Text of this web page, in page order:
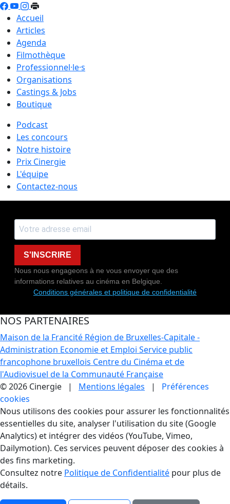
Accueil
Articles
Agenda
Filmothèque
Professionnel·le·s
Organisations
Castings & Jobs
Boutique
Podcast
Les concours
Notre histoire
Prix Cinergie
L'équipe
Contactez-nous
S'INSCRIRE
Nous nous engageons à ne vous envoyer que des
informations relatives au cinéma en Belgique.
Conditions générales et politique de confidentialité
NOS PARTENAIRES
Maison de la Francité Région de Bruxelles-Capitale -
Administration Economie et Emploi Service public
francophone bruxellois Centre du Cinéma et de
l'Audiovisuel de la Communauté Française
© 2026 Cinergie | Mentions légales | Préférences
cookies
Gestion des Cookies
Nous utilisons des cookies pour assurer les fonctionnalités
essentielles du site, analyser l'utilisation du site (Google
Analytics) et intégrer des vidéos (YouTube, Vimeo,
Dailymotion). Ces services peuvent déposer des cookies à
des fins marketing.
Consultez notre Politique de Confidentialité pour plus de
détails.